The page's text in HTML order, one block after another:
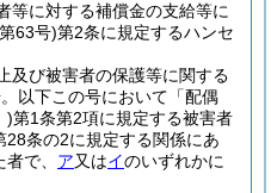
等に対する補償金の支給等に
63号)第2条に規定するハンセ
及び被害者の保護等に関する
以下この号において「配偶
)第1条第2項に規定する被害者
28条の2に規定する関係にあ
で、 ア又はイのいずれかに